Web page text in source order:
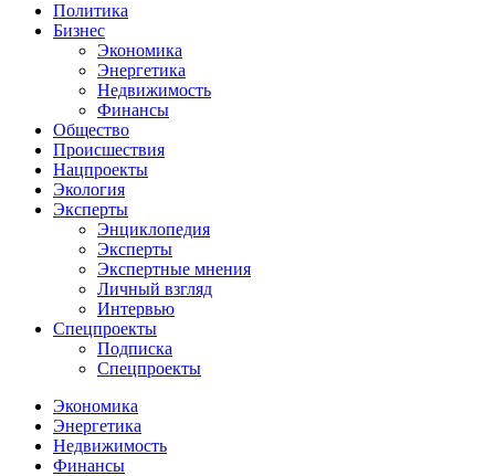
Политика
Бизнес
Экономика
Энергетика
Недвижимость
Финансы
Общество
Происшествия
Нацпроекты
Экология
Эксперты
Энциклопедия
Эксперты
Экспертные мнения
Личный взгляд
Интервью
Спецпроекты
Подписка
Спецпроекты
Экономика
Энергетика
Недвижимость
Финансы